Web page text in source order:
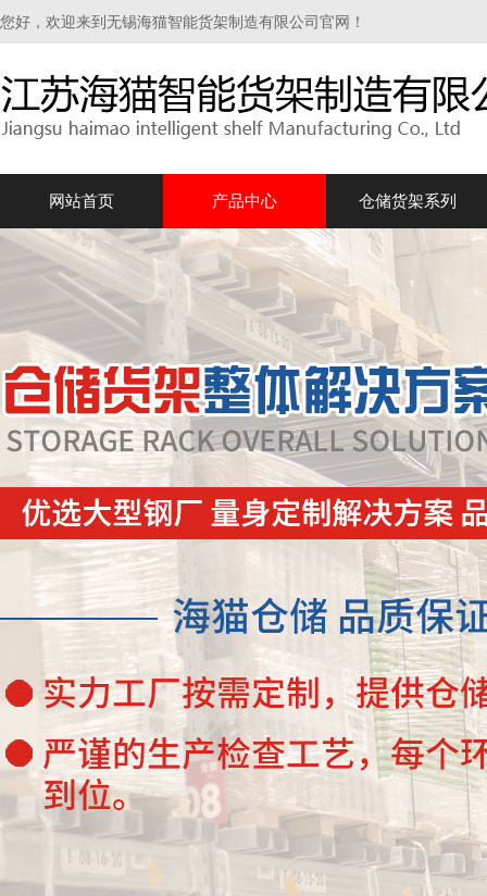
您好，欢迎来到无锡海猫智能货架制造有限公司官网！
网站首页 产品中心 仓储货架系列